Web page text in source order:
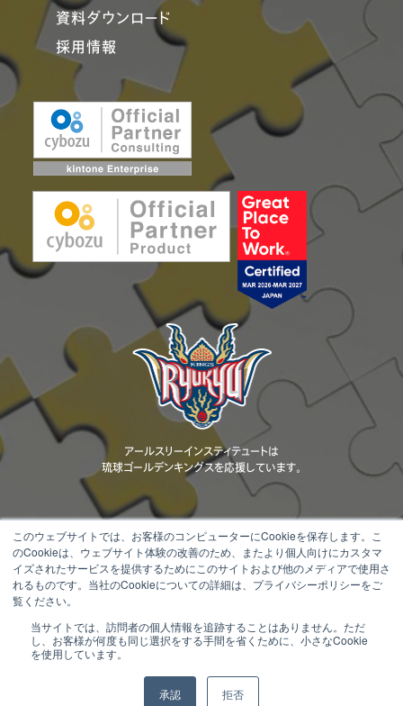
このウェブサイトでは、お客様のコンピューターにCookieを保存します。こ
のCookieは、ウェブサイト体験の改善のため、またより個人向けにカスタマ
イズされたサービスを提供するためにこのサイトおよび他のメディアで使用さ
れるものです。当社のCookieについての詳細は、プライバシーポリシーをご
覧ください。
当サイトでは、訪問者の個人情報を追跡することはありません。ただ
し、お客様が何度も同じ選択をする手間を省くために、小さなCookie
を使用しています。
承認 拒否
資料ダウンロード
採用情報
アールスリーインスティテュートは
琉球ゴールデンキングスを応援しています。
当ウェブサイトに掲載されているコンテンツ（文章、画像、動画、ロゴ、デザ
イン等）の著作権は、当社または正当な権利者に帰属します。 無断転載・
複製・改変・配布等を固く禁じます。
Copyright © 2000 - 2026 R3 Institute All Rights Reserved.